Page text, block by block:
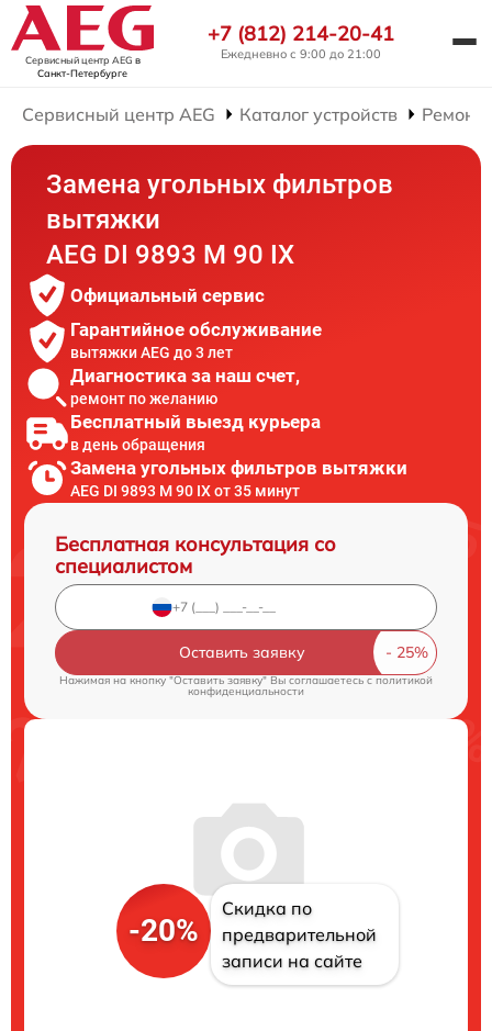
Сервисный центр AEG в
Санкт-Петербурге
+7 (812) 214-20-41
Ежедневно с 9:00 до 21:00
Сервисный центр AEG Каталог устройств Ремонт
Замена угольных фильтров
вытяжки
AEG DI 9893 M 90 IX
Официальный сервис
Гарантийное обслуживание
вытяжки AEG до 3 лет
Диагностика за наш счет,
ремонт по желанию
Бесплатный выезд курьера
в день обращения
Замена угольных фильтров вытяжки
AEG DI 9893 M 90 IX от 35 минут
Бесплатная консультация со
специалистом
Оставить заявку
Нажимая на кнопку "Оставить заявку" Вы соглашаетесь cполитикой
конфиденциальности
-20%
Скидка по
предварительной
записи на сайте